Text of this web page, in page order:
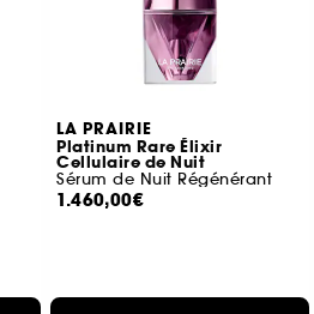
LA PRAIRIE
Platinum Rare Élixir
Cellulaire de Nuit
Sérum de Nuit Régénérant
1.460,00€